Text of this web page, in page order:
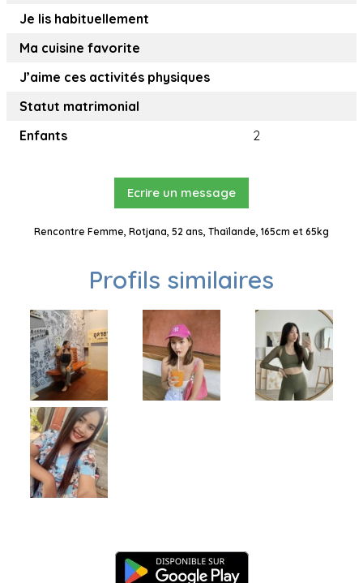
Je lis habituellement
Ma cuisine favorite
J’aime ces activités physiques
Statut matrimonial
Enfants
2
Ecrire un message
Rencontre Femme, Rotjana, 52 ans, Thaïlande, 165cm et 65kg
Profils similaires